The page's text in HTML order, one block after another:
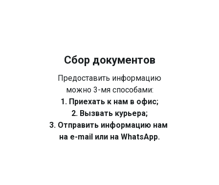
Сбор документов
Предоставить информацию
можно 3-мя способами:
1. Приехать к нам в офис;
2. Вызвать курьера;
3. Отправить информацию нам
на e-mail или на WhatsApp.